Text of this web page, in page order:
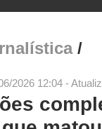
/
2026 12:04 -